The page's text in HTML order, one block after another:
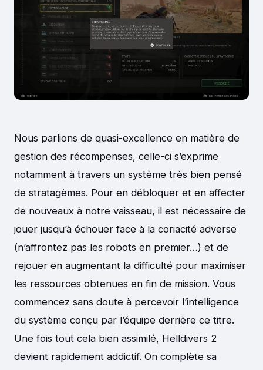
Nous parlions de quasi-excellence en matière de
gestion des récompenses, celle-ci s’exprime
notamment à travers un système très bien pensé
de stratagèmes. Pour en débloquer et en affecter
de nouveaux à notre vaisseau, il est nécessaire de
jouer jusqu’à échouer face à la coriacité adverse
(n’affrontez pas les robots en premier…) et de
rejouer en augmentant la difficulté pour maximiser
les ressources obtenues en fin de mission. Vous
commencez sans doute à percevoir l’intelligence
du système conçu par l’équipe derrière ce titre.
Une fois tout cela bien assimilé, Helldivers 2
devient rapidement addictif. On complète sa